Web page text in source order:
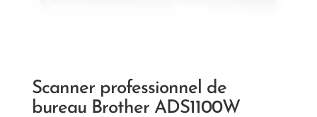
Scanner professionnel de
bureau Brother ADS1100W